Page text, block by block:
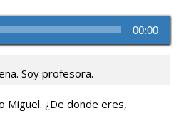
00:00
Soy profesora.
Miguel. ¿De donde eres,